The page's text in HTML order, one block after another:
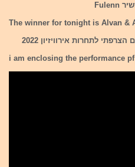
The winner for tonight is Alvan &
לתחרות אירוויזיון 2022
i am enclosing the performance